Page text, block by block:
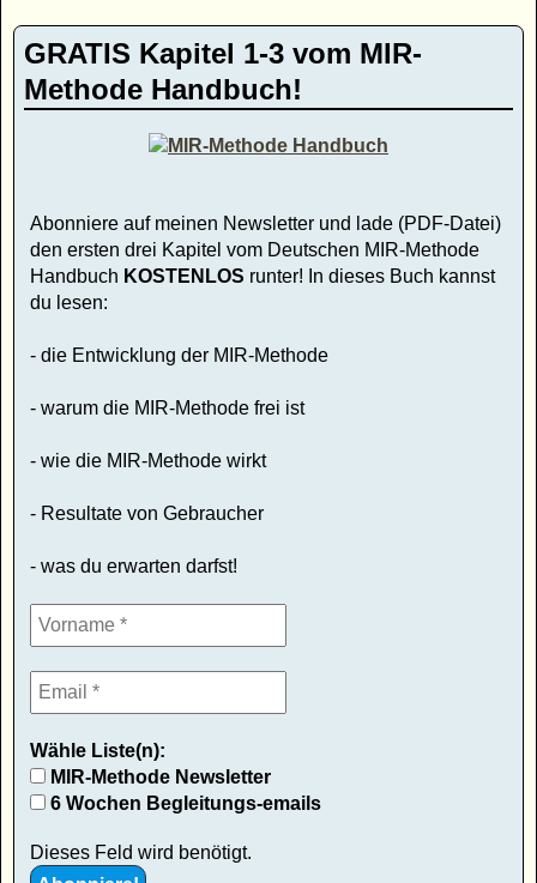
GRATIS Kapitel 1-3 vom MIR-
Methode Handbuch!
Abonniere auf meinen Newsletter und lade (PDF-Datei)
den ersten drei Kapitel vom Deutschen MIR-Methode
Handbuch KOSTENLOS runter! In dieses Buch kannst
du lesen:
- die Entwicklung der MIR-Methode
- warum die MIR-Methode frei ist
- wie die MIR-Methode wirkt
- Resultate von Gebraucher
- was du erwarten darfst!
Wähle Liste(n):
MIR-Methode Newsletter
6 Wochen Begleitungs-emails
Dieses Feld wird benötigt.